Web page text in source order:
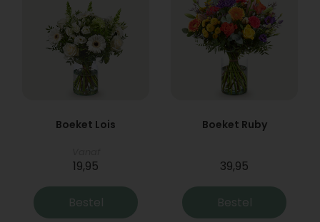
Boeket Lois
19,95
Bestel
Boeket Ruby
39,95
Bestel